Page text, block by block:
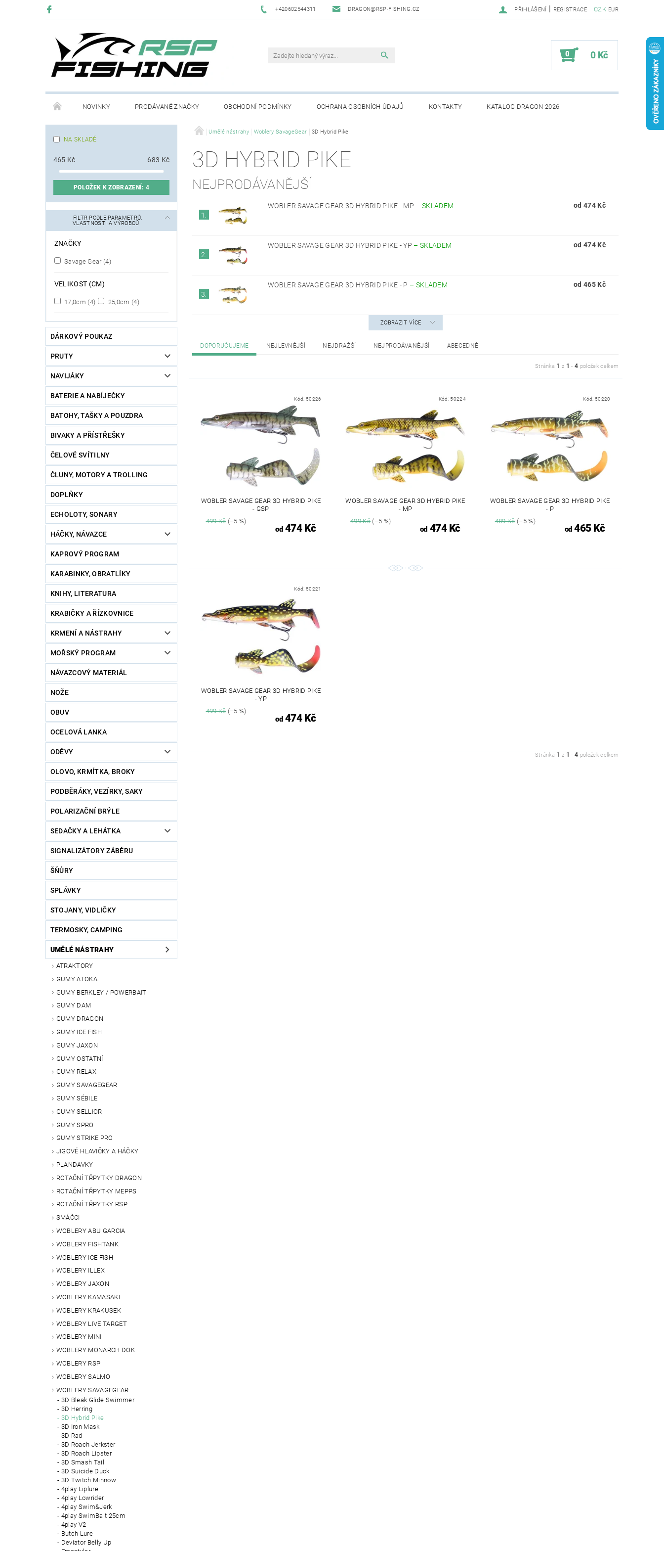
+420602544311 DRAGON@RSP-FISHING.CZ CZK EUR
PŘIHLÁŠENÍ | REGISTRACE
0 0 Kč
NOVINKY PRODÁVANÉ ZNAČKY OBCHODNÍ PODMÍNKY OCHRANA OSOBNÍCH ÚDAJŮ KONTAKTY KATALOG DRAGON 2026
NA SKLADĚ
465 Kč 683 Kč
POLOŽEK K ZOBRAZENÍ: 4
FILTR PODLE PARAMETRŮ,
VLASTNOSTÍ A VÝROBCŮ
ZNAČKY
Savage Gear (4)
VELIKOST (CM)
17,0cm (4) 25,0cm (4)
DÁRKOVÝ POUKAZ
PRUTY
NAVIJÁKY
BATERIE A NABÍJEČKY
BATOHY, TAŠKY A POUZDRA
BIVAKY A PŘÍSTŘEŠKY
ČELOVÉ SVÍTILNY
ČLUNY, MOTORY A TROLLING
DOPLŇKY
ECHOLOTY, SONARY
HÁČKY, NÁVAZCE
KAPROVÝ PROGRAM
KARABINKY, OBRATLÍKY
KNIHY, LITERATURA
KRABIČKY A ŘÍZKOVNICE
KRMENÍ A NÁSTRAHY
MOŘSKÝ PROGRAM
NÁVAZCOVÝ MATERIÁL
NOŽE
OBUV
OCELOVÁ LANKA
ODĚVY
OLOVO, KRMÍTKA, BROKY
PODBĚRÁKY, VEZÍRKY, SAKY
POLARIZAČNÍ BRÝLE
SEDAČKY A LEHÁTKA
SIGNALIZÁTORY ZÁBĚRU
ŠŇŮRY
SPLÁVKY
STOJANY, VIDLIČKY
TERMOSKY, CAMPING
UMĚLÉ NÁSTRAHY
ATRAKTORY
GUMY ATOKA
GUMY BERKLEY / POWERBAIT
GUMY DAM
GUMY DRAGON
GUMY ICE FISH
GUMY JAXON
GUMY OSTATNÍ
GUMY RELAX
GUMY SAVAGEGEAR
GUMY SÉBILE
GUMY SELLIOR
GUMY SPRO
GUMY STRIKE PRO
JIGOVÉ HLAVIČKY A HÁČKY
PLANDAVKY
ROTAČNÍ TŘPYTKY DRAGON
ROTAČNÍ TŘPYTKY MEPPS
ROTAČNÍ TŘPYTKY RSP
SMÁČCI
WOBLERY ABU GARCIA
WOBLERY FISHTANK
WOBLERY ICE FISH
WOBLERY ILLEX
WOBLERY JAXON
WOBLERY KAMASAKI
WOBLERY KRAKUSEK
WOBLERY LIVE TARGET
WOBLERY MINI
WOBLERY MONARCH DOK
WOBLERY RSP
WOBLERY SALMO
WOBLERY SAVAGEGEAR
3D Bleak Glide Swimmer
3D Herring
3D Hybrid Pike
3D Iron Mask
3D Rad
3D Roach Jerkster
3D Roach Lipster
3D Smash Tail
3D Suicide Duck
3D Twitch Minnow
4play Liplure
4play Lowrider
4play Swim&Jerk
4play SwimBait 25cm
4play V2
Butch Lure
Deviator Belly Up
Umělé nástrahy Woblery SavageGear 3D Hybrid Pike
3D HYBRID PIKE
NEJPRODÁVANĚJŠÍ
1.
WOBLER SAVAGE GEAR 3D HYBRID PIKE - MP –SKLADEM od 474 Kč
2.
WOBLER SAVAGE GEAR 3D HYBRID PIKE - YP –SKLADEM od 474 Kč
3.
WOBLER SAVAGE GEAR 3D HYBRID PIKE - P – SKLADEM od 465 Kč
ZOBRAZIT VÍCE
DOPORUČUJEME NEJLEVNĚJŠÍ NEJDRAŽŠÍ NEJPRODÁVANĚJŠÍ ABECEDNĚ
Stránka 1 z 1 -4 položek celkem
Kód: 50226
WOBLER SAVAGE GEAR 3D HYBRID PIKE
- GSP
499 Kč(–5 %)
od474 Kč
Kód: 50224
WOBLER SAVAGE GEAR 3D HYBRID PIKE
- MP
499 Kč (–5 %)
od 474 Kč
Kód: 50220
WOBLER SAVAGE GEAR 3D HYBRID PIKE
- P
489 Kč(–5 %)
od465 Kč
Kód: 50221
WOBLER SAVAGE GEAR 3D HYBRID PIKE
- YP
499 Kč(–5 %)
od474 Kč
Stránka 1 z 1 -4 položek celkem